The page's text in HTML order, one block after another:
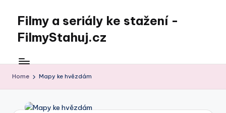
content
Filmy a seriály ke stažení -
FilmyStahuj.cz
Home Mapy ke hvězdám